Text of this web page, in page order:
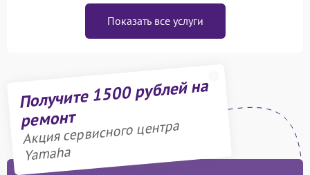
Показать все услуги
Получите 1500 рублей на
ремонт
Акция сервисного центра
Yamaha